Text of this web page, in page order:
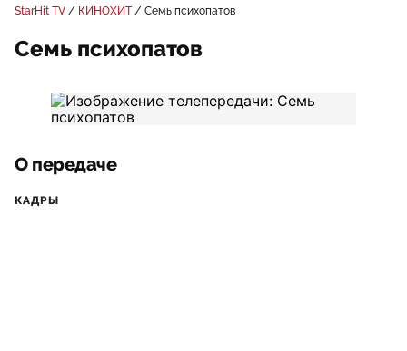
StarHit TV КИНОХИТ Семь психопатов
Семь психопатов
О передаче
КАДРЫ